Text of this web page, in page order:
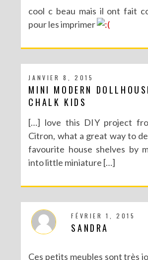
cool c beau mais il ont fait
pour les imprimer
JANVIER 8, 2015
MINI MODERN
CHALK KIDS
[…] love this DIY project
Citron, what a great way to
favourite house shelves by
into little miniature […]
FÉVRIER 1, 2015
SANDRA
Ces petits meubles sont très